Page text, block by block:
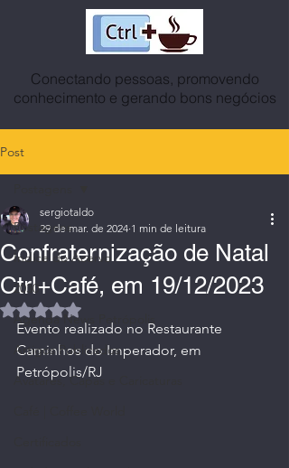
Conectando pessoas, promovendo
conhecimento e gerando bons negócios
Post
Postagens
Índice do Acervo
2030
Agenda News Petrópolis
Artigos Publicados
Avatares, Capas e Caricaturas
Confraternização de Natal
Ctrl+Café, em 19/12/2023
sergiotaldo
29 de mar. de 2024 1 min de leitura
Avaliado com NaN de 5 estrelas.
Evento realizado no Restaurante
Caminhos do Imperador, em
Petrópolis/RJ